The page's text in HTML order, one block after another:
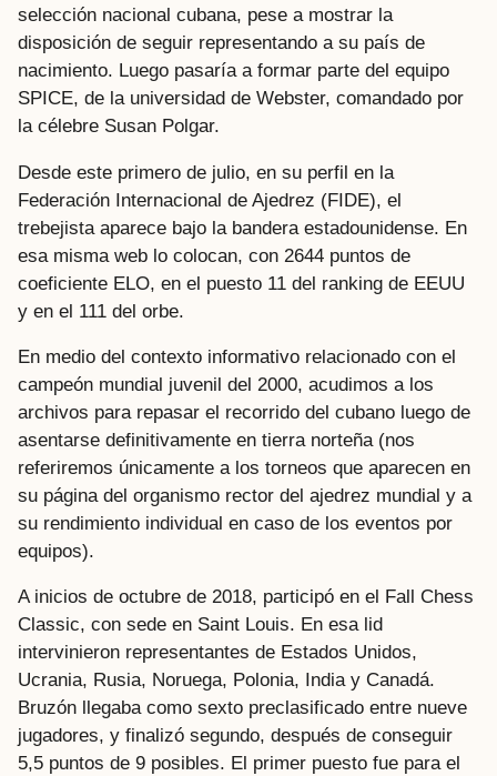
selección nacional cubana, pese a mostrar la
disposición de seguir representando a su país de
nacimiento. Luego pasaría a formar parte del equipo
SPICE, de la universidad de Webster, comandado por
la célebre Susan Polgar.
Desde este primero de julio, en su perfil en la
Federación Internacional de Ajedrez (FIDE), el
trebejista aparece bajo la bandera estadounidense. En
esa misma web lo colocan, con 2644 puntos de
coeficiente ELO, en el puesto 11 del ranking de EEUU
y en el 111 del orbe.
En medio del contexto informativo relacionado con el
campeón mundial juvenil del 2000, acudimos a los
archivos para repasar el recorrido del cubano luego de
asentarse definitivamente en tierra norteña (nos
referiremos únicamente a los torneos que aparecen en
su página del organismo rector del ajedrez mundial y a
su rendimiento individual en caso de los eventos por
equipos).
A inicios de octubre de 2018, participó en el Fall Chess
Classic, con sede en Saint Louis. En esa lid
intervinieron representantes de Estados Unidos,
Ucrania, Rusia, Noruega, Polonia, India y Canadá.
Bruzón llegaba como sexto preclasificado entre nueve
jugadores, y finalizó segundo, después de conseguir
5,5 puntos de 9 posibles. El primer puesto fue para el